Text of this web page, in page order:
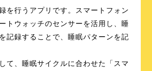
を行うアプリです。スマートフォン
トウォッチのセンサーを活用し、睡
記録することで、睡眠パターンを記
て、睡眠サイクルに合わせた「スマ